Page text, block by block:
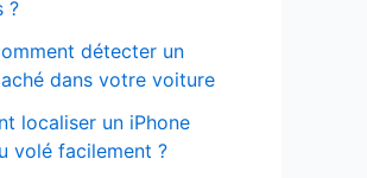
?
détecter un
dans votre voiture
localiser un iPhone
volé facilement ?